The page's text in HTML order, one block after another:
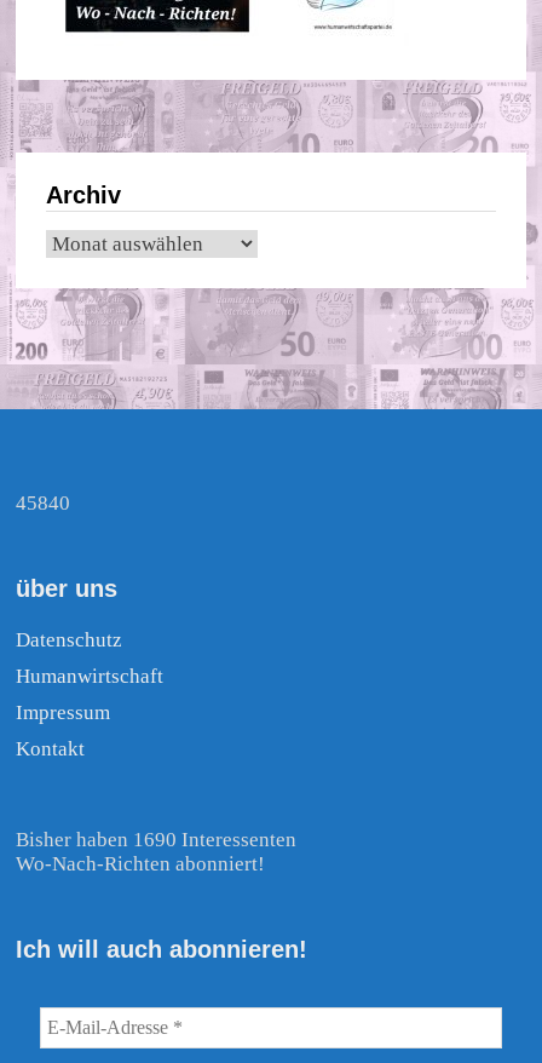
Archiv
Archiv
45840
über uns
Datenschutz
Humanwirtschaft
Impressum
Kontakt
Bisher haben 1690 Interessenten
Wo-Nach-Richten abonniert!
Ich will auch abonnieren!